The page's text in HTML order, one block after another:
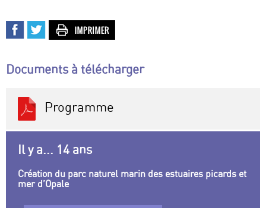
Documents à télécharger
Programme
Il y a... 14 ans
Création du parc naturel marin des estuaires picards et
mer d’Opale